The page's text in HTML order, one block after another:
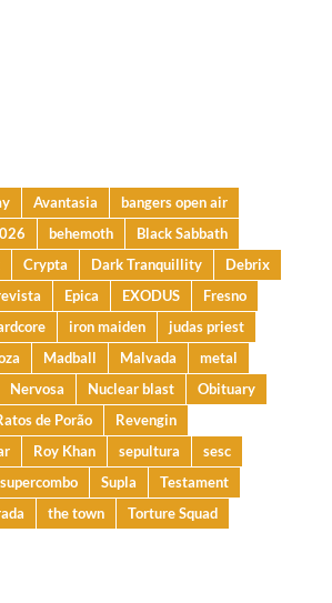
Avantasia
bangers open air
behemoth
Black Sabbath
Crypta Dark Tranquillity
Debrix
Epica EXODUS
Fresno
iron maiden
judas priest
Madball Malvada
metal
Nervosa Nuclear blast
Obituary
de Porão
Revengin
Roy Khan sepultura
sesc
supercombo Supla
Testament
the town
Torture Squad